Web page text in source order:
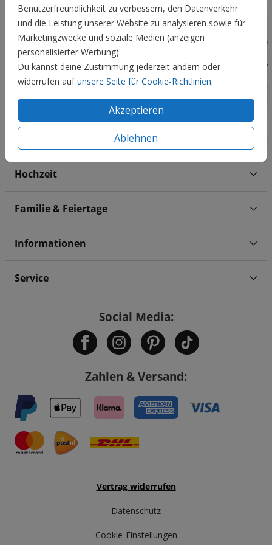
Benutzerfreundlichkeit zu verbessern, den Datenverkehr
und die Leistung unserer Website zu analysieren sowie für
Marketingzwecke und soziale Medien (anzeigen
personalisierter Werbung).
Du kannst deine Zustimmung jederzeit ändern oder
widerrufen aufunsere Seite für Cookie-Richtlinien.
Akzeptieren
Ablehnen
Hochzeit
Familie & Feiertage
Informationen
Service
Social Media:
Zahlen & Versand:
Vertrag widerrufen
Datenschutz
Cookie-Einstellungen